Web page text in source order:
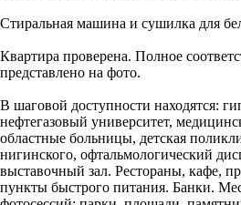
Стиральная машина и сушилка для
Квартира проверена. Полное
представлено на фото.
В шаговой доступности находятся:
нефтегазовый университет,
областные больницы, детская
нигинского, офтальмологический
выставочный зал. Рестораны, кафе,
пункты быстрого питания. Банки.